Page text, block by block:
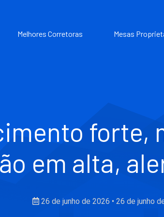
Melhores Corretoras Mesas
forte,
em alta,
26 de junho de 2026 • 26 de junho